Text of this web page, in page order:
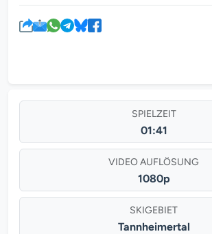
SPIELZEIT
01:41
VIDEO AUFLÖSUNG
1080p
SKIGEBIET
Tannheimertal